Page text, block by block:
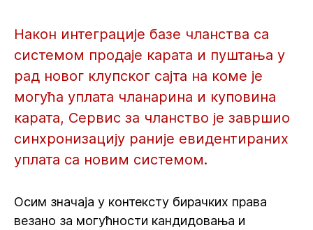
Након интеграције базе чланства са
системом продаје карата и пуштања у
рад новог клупског сајта на коме је
могућа уплата чланарина и куповина
карата, Сервис за чланство је завршио
синхронизацију раније евидентираних
уплата са новим системом.
Осим значаја у контексту бирачких права
везано за могућности кандидовања и